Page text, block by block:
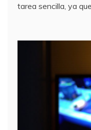
tarea sencilla, ya